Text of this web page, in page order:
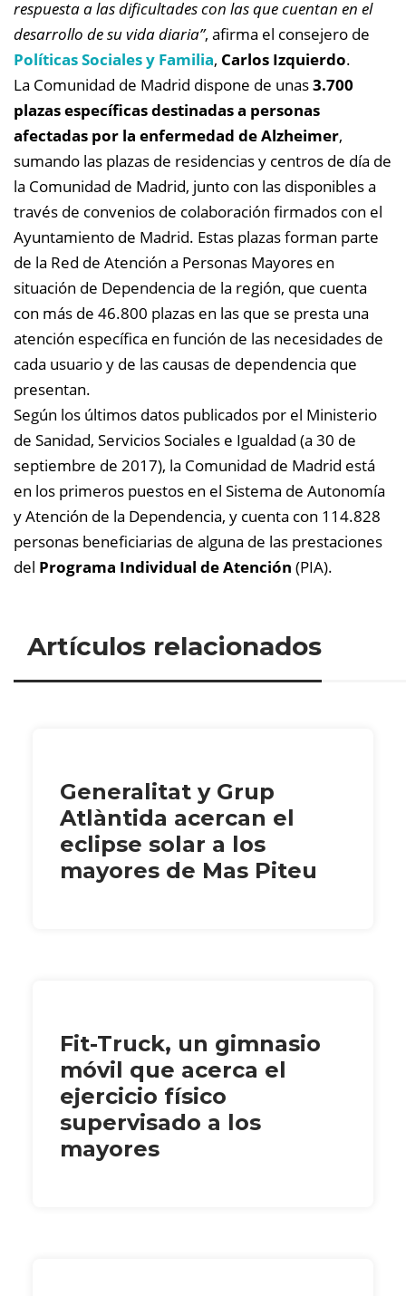
respuesta a las dificultades con las que cuentan en el
desarrollo de su vida diaria”, afirma el consejero de
Políticas Sociales y Familia, Carlos Izquierdo.
La Comunidad de Madrid dispone de unas3.700
plazas específicas destinadas a personas
afectadas por la enfermedad de Alzheimer,
sumando las plazas de residencias y centros de día de
la Comunidad de Madrid, junto con las disponibles a
través de convenios de colaboración firmados con el
Ayuntamiento de Madrid. Estas plazas forman parte
de la Red de Atención a Personas Mayores en
situación de Dependencia de la región, que cuenta
con más de 46.800 plazas en las que se presta una
atención específica en función de las necesidades de
cada usuario y de las causas de dependencia que
presentan.
Según los últimos datos publicados por el Ministerio
de Sanidad, Servicios Sociales e Igualdad (a 30 de
septiembre de 2017), la Comunidad de Madrid está
en los primeros puestos en el Sistema de Autonomía
y Atención de la Dependencia, y cuenta con 114.828
personas beneficiarias de alguna de las prestaciones
del Programa Individual de Atención (PIA).
Artículos relacionados
Generalitat y Grup
Atlàntida acercan el
eclipse solar a los
mayores de Mas Piteu
Fit-Truck, un gimnasio
móvil que acerca el
ejercicio físico
supervisado a los
mayores